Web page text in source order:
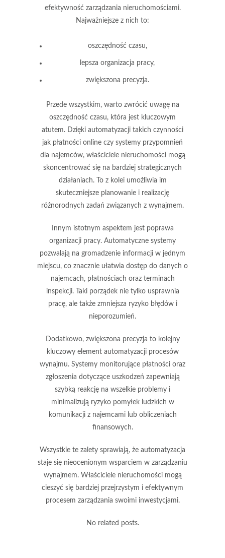
efektywność zarządzania nieruchomościami.
Najważniejsze z nich to:
oszczędność czasu,
lepsza organizacja pracy,
zwiększona precyzja.
Przede wszystkim, warto zwrócić uwagę na
oszczędność czasu, która jest kluczowym
atutem. Dzięki automatyzacji takich czynności
jak płatności online czy systemy przypomnień
dla najemców, właściciele nieruchomości mogą
skoncentrować się na bardziej strategicznych
działaniach. To z kolei umożliwia im
skuteczniejsze planowanie i realizację
różnorodnych zadań związanych z wynajmem.
Innym istotnym aspektem jest poprawa
organizacji pracy. Automatyczne systemy
pozwalają na gromadzenie informacji w jednym
miejscu, co znacznie ułatwia dostęp do danych o
najemcach, płatnościach oraz terminach
inspekcji. Taki porządek nie tylko usprawnia
pracę, ale także zmniejsza ryzyko błędów i
nieporozumień.
Dodatkowo, zwiększona precyzja to kolejny
kluczowy element automatyzacji procesów
wynajmu. Systemy monitorujące płatności oraz
zgłoszenia dotyczące uszkodzeń zapewniają
szybką reakcję na wszelkie problemy i
minimalizują ryzyko pomyłek ludzkich w
komunikacji z najemcami lub obliczeniach
finansowych.
Wszystkie te zalety sprawiają, że automatyzacja
staje się nieocenionym wsparciem w zarządzaniu
wynajmem.Właściciele nieruchomości mogą
cieszyć się bardziej przejrzystym i efektywnym
procesem zarządzania swoimi inwestycjami.
No related posts.